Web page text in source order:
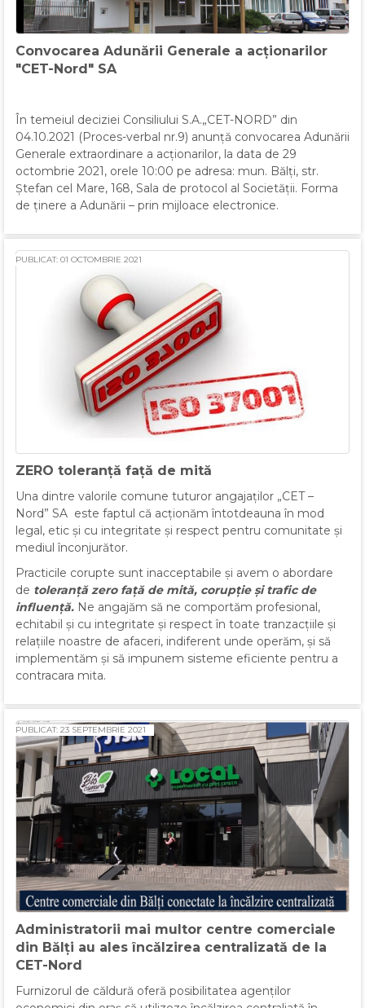
Сonvocarea Adunării Generale a acționarilor
"CET-Nord" SA
În temeiul deciziei Consiliului S.A.„CET-NORD” din
04.10.2021 (Proces-verbal nr.9) anunță convocarea Adunării
Generale extraordinare a acționarilor, la data de 29
octombrie 2021, orele 10:00 pe adresa: mun. Bălți, str.
Ștefan cel Mare, 168, Sala de protocol al Societății. Forma
de ținere a Adunării – prin mijloace electronice.
ZERO toleranță faţă de mită
PUBLICAT: 01 OCTOMBRIE 2021
Una dintre valorile comune tuturor angajaților „CET –
Nord” SA este faptul că acționăm întotdeauna în mod
legal, etic și cu integritate și respect pentru comunitate și
mediul înconjurător.
Practicile corupte sunt inacceptabile și avem o abordare
de toleranță zero față de mită, corupție și trafic de
influență. Ne angajăm să ne comportăm profesional,
echitabil și cu integritate și respect în toate tranzacțiile și
relațiile noastre de afaceri, indiferent unde operăm, și să
implementăm și să impunem sisteme eficiente pentru a
contracara mita.
Administratorii mai multor centre comerciale
din Bălți au ales încălzirea centralizată de la
CET-Nord
PUBLICAT: 23 SEPTEMBRIE 2021
Furnizorul de căldură oferă posibilitatea agenților